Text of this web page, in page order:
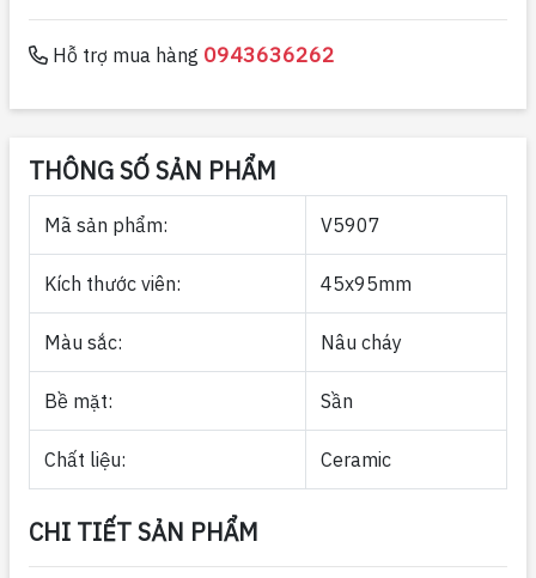
Hỗ trợ mua hàng 0943636262
THÔNG SỐ SẢN PHẨM
Mã sản phẩm: V5907
Kích thước viên: 45x95mm
Màu sắc: Nâu cháy
Bề mặt: Sần
Chất liệu: Ceramic
CHI TIẾT SẢN PHẨM